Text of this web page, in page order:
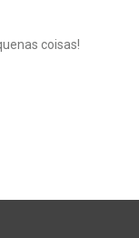
coisas!